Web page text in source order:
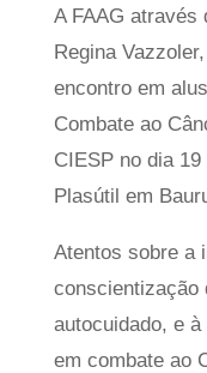
A FAAG através
Regina
encontro em
Combate ao
CIESP no dia
Plasútil em
Atentos sobre a
conscientização
autocuidado, e
em combate ao